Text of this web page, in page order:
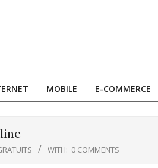
MOBILE E-COMMERCE
WITH: 0 COMMENTS